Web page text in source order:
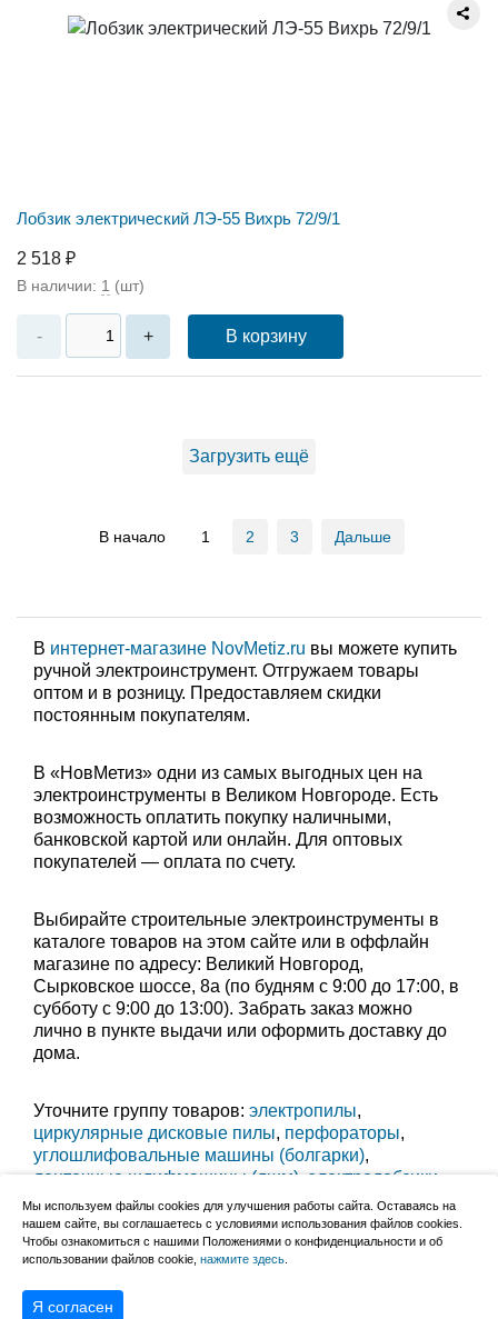
Лобзик электрический ЛЭ-55 Вихрь 72/9/1
2 518 ₽
В наличии: 1 (шт)
- + В корзину
Загрузить ещё
В начало 1 2 3 Дальше
В интернет-магазине NovMetiz.ru вы можете купить
ручной электроинструмент. Отгружаем товары
оптом и в розницу. Предоставляем скидки
постоянным покупателям.
В «НовМетиз» одни из самых выгодных цен на
электроинструменты в Великом Новгороде. Есть
возможность оплатить покупку наличными,
банковской картой или онлайн. Для оптовых
покупателей — оплата по счету.
Выбирайте строительные электроинструменты в
каталоге товаров на этом сайте или в оффлайн
магазине по адресу: Великий Новгород,
Сырковское шоссе, 8а (по будням с 9:00 до 17:00, в
субботу с 9:00 до 13:00). Забрать заказ можно
лично в пункте выдачи или оформить доставку до
дома.
Уточните группу товаров: электропилы,
циркулярные дисковые пилы, перфораторы,
углошлифовальные машины (болгарки),
ленточные шлифмашины (лшм) электролобзики
дрели, шуруповерты ,фены строительные,
электрорубанки,насосы погружные (дренажные),
насосы вибрационные,
электрические заточные станки (электроточила)
Мы используем файлы cookies для улучшения работы сайта. Оставаясь на
нашем сайте, вы соглашаетесь с условиями использования файлов cookies.
Чтобы ознакомиться с нашими Положениями о конфиденциальности и об
использовании файлов cookie, нажмите здесь
Я согласен